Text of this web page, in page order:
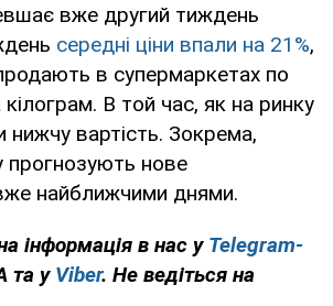
вже другий тиждень
середні ціни впали на 21%,
в супермаркетах по
В той час, як на ринку
нижчу вартість. Зокрема,
прогнозують нове
найближчими днями.
інформація в нас у Telegram-
та у Viber. Не ведіться на